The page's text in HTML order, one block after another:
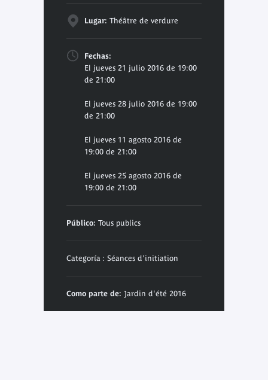
Lugar: Théâtre de verdure
Fechas:
El jueves 21 julio 2016 de 19:00
de 21:00
El jueves 28 julio 2016 de 19:00
de 21:00
El jueves 11 agosto 2016 de
19:00 de 21:00
El jueves 25 agosto 2016 de
19:00 de 21:00
Público: Tous publics
Categoría : Séances d'initiation
Como parte de: Jardin d'été 2016